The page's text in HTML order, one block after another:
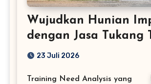
Wujudkan Hunian
dengan Jasa Tukang
Profesional
23 Juli 2026
Training Need Analysis yang